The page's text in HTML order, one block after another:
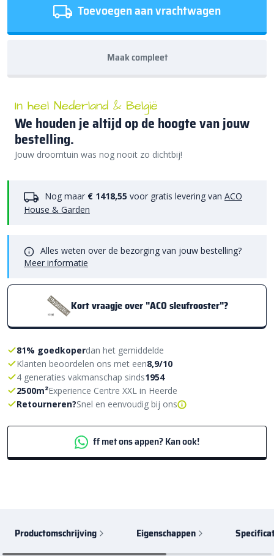
Toevoegen aan vrachtwagen
Maak compleet
In heel Nederland & België
We houden je altijd op de hoogte van jouw
bestelling.
Jouw droomtuin was nog nooit zo dichtbij!
Nog maar € 1418,55 voor gratis levering van ACO
House & Garden
Alles weten over de bezorging van jouw bestelling?
Meer informatie
Kort vraagje over "ACO sleufrooster"?
81% goedkoperdan het gemiddelde
Klanten beoordelen ons met een8,9/10
4 generaties vakmanschap sinds1954
2500m²Experience Centre XXL in Heerde
Retourneren?Snel en eenvoudig bij ons
ff met ons appen? Kan ook!
Productomschrijving Eigenschappen